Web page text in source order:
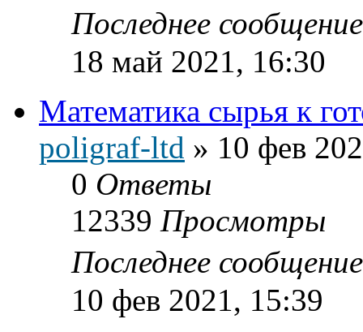
Последнее
18 май 2021, 16:30
Математика сырья к
poligraf-ltd » 10 фев
0 Ответы
12339 Просмотры
Последнее
10 фев 2021, 15:39